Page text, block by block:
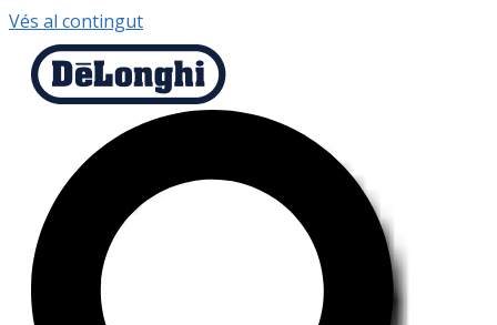
Vés al contingut